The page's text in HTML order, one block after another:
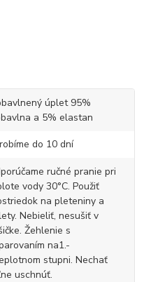
úplet 95%
a 5% elastan
do 10 dní
ručné pranie pri
vody 30°C. Použiť
na pleteniny a
Nebieliť, nesušiť v
Žehlenie s
na1.-
stupni. Nechať
uschnúť.